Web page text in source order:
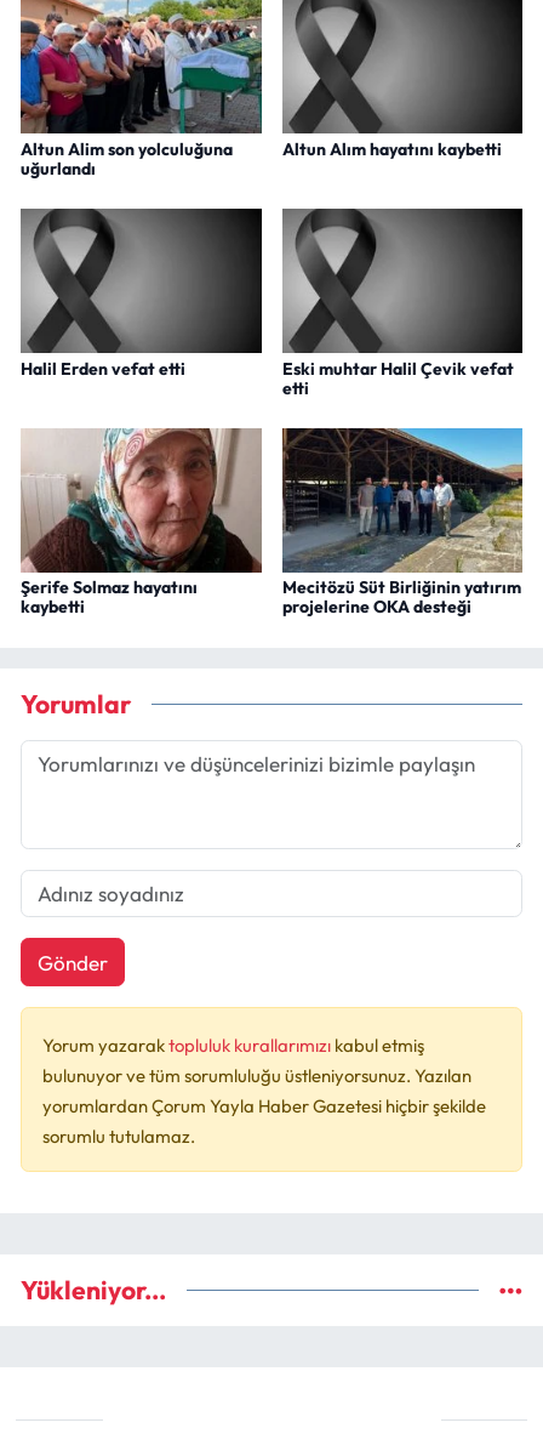
Altun Alim son yolculuğuna
uğurlandı
Altun Alım hayatını kaybetti
Halil Erden vefat etti
Eski muhtar Halil Çevik vefat
etti
Şerife Solmaz hayatını
kaybetti
Mecitözü Süt Birliğinin yatırım
projelerine OKA desteği
Yorumlar
Gönder
Yorum yazaraktopluluk kurallarımızı kabul etmiş
bulunuyor ve tüm sorumluluğu üstleniyorsunuz. Yazılan
yorumlardan Çorum Yayla Haber Gazetesi hiçbir şekilde
sorumlu tutulamaz.
Yükleniyor...